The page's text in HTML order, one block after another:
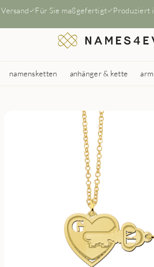
Für Sie maßgefertigt Produziert
namensketten anhänger & kette